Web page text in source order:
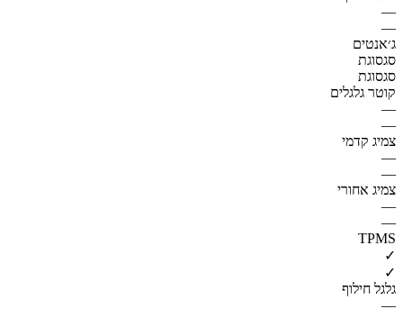
—
—
ג׳אנטים
סגסוגת
סגסוגת
קוטר גלגלים
—
—
צמיג קדמי
—
—
צמיג אחורי
—
—
TPMS
✓
✓
גלגל חילוף
—